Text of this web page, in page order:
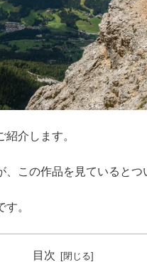
介します。
この作品を見ているとつ
。
目次